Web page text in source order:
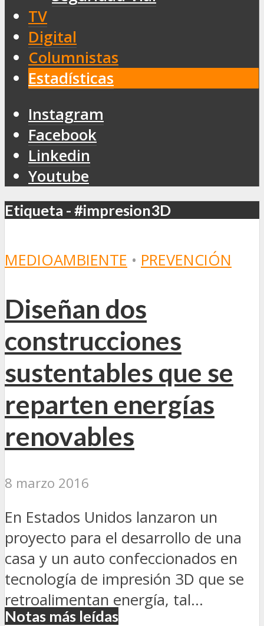
TV
Digital
Columnistas
Estadísticas
Instagram
Facebook
Linkedin
Youtube
Etiqueta - #impresion3D
MEDIOAMBIENTE • PREVENCIÓN
Diseñan dos
construcciones
sustentables que se
reparten energías
renovables
8 marzo 2016
En Estados Unidos lanzaron un
proyecto para el desarrollo de una
casa y un auto confeccionados en
tecnología de impresión 3D que se
retroalimentan energía, tal...
Notas más leídas